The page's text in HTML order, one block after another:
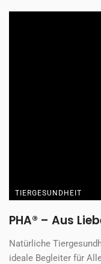
TIERGESUNDHEIT
PHA® – Aus
Natürliche
ideale Begleiter für